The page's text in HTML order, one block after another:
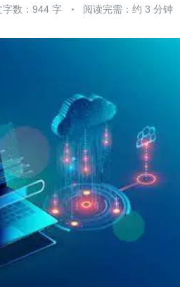
字数：944 字 阅读完需：约 3 分钟